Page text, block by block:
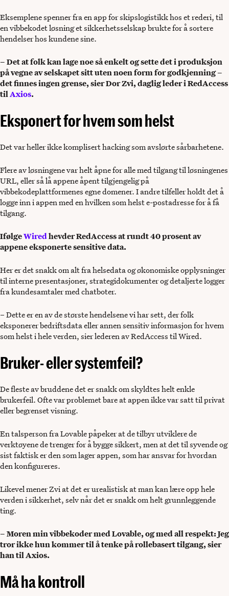
Eksemplene spenner fra en app for skipslogistikk hos et rederi, til
en vibbekodet løsning et sikkerhetsselskap brukte for å sortere
hendelser hos kundene sine.
– Det at folk kan lage noe så enkelt og sette det i produksjon
på vegne av selskapet sitt uten noen form for godkjenning –
det finnes ingen grense, sier Dor Zvi, daglig leder i RedAccess
tilAxios.
Eksponert for hvem som helst
Det var heller ikke komplisert hacking som avslørte sårbarhetene.
Flere av løsningene var helt åpne for alle med tilgang til løsningenes
URL, eller så lå appene åpent tilgjengelig på
vibbekodeplattformenes egne domener. I andre tilfeller holdt det å
logge inn i appen med en hvilken som helst e-postadresse for å få
tilgang.
IfølgeWiredhevder RedAccess at rundt 40 prosent av
appene eksponerte sensitive data.
Her er det snakk om alt fra helsedata og økonomiske opplysninger
til interne presentasjoner, strategidokumenter og detaljerte logger
fra kundesamtaler med chatboter.
– Dette er en av de største hendelsene vi har sett, der folk
eksponerer bedriftsdata eller annen sensitiv informasjon for hvem
som helst i hele verden, sier lederen av RedAccess til Wired.
Bruker- eller systemfeil?
De fleste av bruddene det er snakk om skyldtes helt enkle
brukerfeil. Ofte var problemet bare at appen ikke var satt til privat
eller begrenset visning.
En talsperson fra Lovable påpeker at de tilbyr utviklere de
verktøyene de trenger for å bygge sikkert, men at det til syvende og
sist faktisk er den som lager appen, som har ansvar for hvordan
den konfigureres.
Likevel mener Zvi at det er urealistisk at man kan lære opp hele
verden i sikkerhet, selv når det er snakk om helt grunnleggende
ting.
– Moren min vibbekoder med Lovable, og med all respekt: Jeg
tror ikke hun kommer til å tenke på rollebasert tilgang, sier
han til Axios.
Må ha kontroll